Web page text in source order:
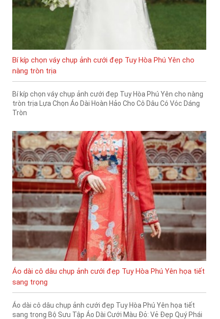
Bí kíp chọn váy chụp ảnh cưới đẹp Tuy Hòa Phú Yên cho
nàng tròn trịa
Bí kíp chọn váy chụp ảnh cưới đẹp Tuy Hòa Phú Yên cho nàng
tròn trịa Lựa Chọn Áo Dài Hoàn Hảo Cho Cô Dâu Có Vóc Dáng
Tròn
Áo dài cô dâu chụp ảnh cưới đẹp Tuy Hòa Phú Yên họa tiết
sang trọng
Áo dài cô dâu chụp ảnh cưới đẹp Tuy Hòa Phú Yên họa tiết
sang trọng Bộ Sưu Tập Áo Dài Cưới Màu Đỏ: Vẻ Đẹp Quý Phái